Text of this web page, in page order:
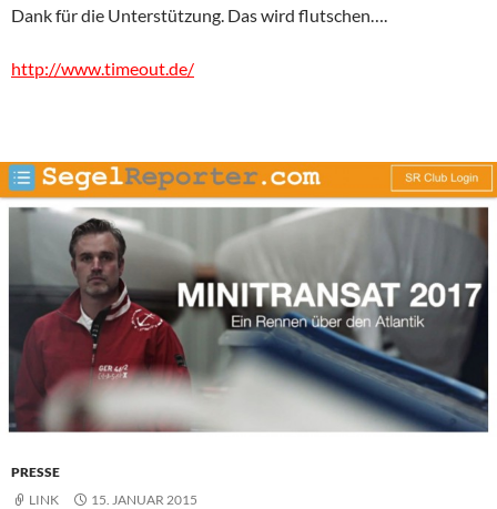
Dank für die Unterstützung. Das wird flutschen….
http://www.timeout.de/
PRESSE
LINK
15. JANUAR 2015